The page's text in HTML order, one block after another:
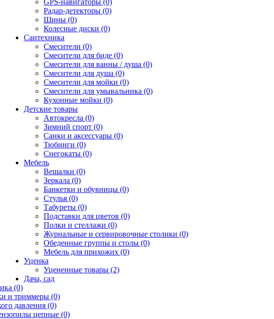
Радар-детекторы (0)
Шины (0)
Колесные диски (0)
Сантехника
Смесители (0)
Смесители для биде (0)
Смесители для ванны / душа (0)
Смесители для душа (0)
Смесители для мойки (0)
Смесители для умывальника (0)
Кухонные мойки (0)
Детские товары
Автокресла (0)
Зимний спорт (0)
Санки и аксессуары (0)
Тюбинги (0)
Снегокаты (0)
Мебель
Вешалки (0)
Зеркала (0)
Банкетки и обувницы (0)
Стулья (0)
Табуреты (0)
Подставки для цветов (0)
Полки и стеллажи (0)
Журнальные и сервировочные столики (0)
Обеденные группы и столы (0)
Мебель для прихожих (0)
Уценка
Уцененные товары (2)
Дача, сад
(0)
и триммеры (0)
давления (0)
цепные (0)